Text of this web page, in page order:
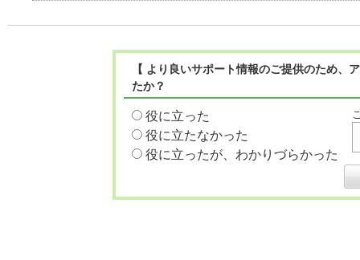
【 より良いサポート情報のご提供のため
たか？
役に立った
役に立たなかった
役に立ったが、わかりづらかった